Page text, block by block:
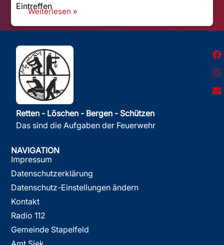
Eintreffen
Weiterlesen »
Retten - Löschen - Bergen - Schützen
Das sind die Aufgaben der Feuerwehr
NAVIGATION
Impressum
Datenschutzerklärung
Datenschutz-Einstellungen ändern
Kontakt
Radio 112
Gemeinde Stapelfeld